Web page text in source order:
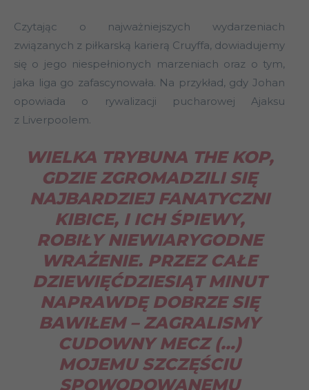
Czytając o najważniejszych wydarzeniach
związanych z piłkarską karierą Cruyffa, dowiadujemy
się o jego niespełnionych marzeniach oraz o tym,
jaka liga go zafascynowała. Na przykład, gdy Johan
opowiada o rywalizacji pucharowej Ajaksu
z Liverpoolem.
WIELKA TRYBUNA THE KOP,
GDZIE ZGROMADZILI SIĘ
NAJBARDZIEJ FANATYCZNI
KIBICE, I ICH ŚPIEWY,
ROBIŁY NIEWIARYGODNE
WRAŻENIE. PRZEZ CAŁE
DZIEWIĘĆDZIESIĄT MINUT
NAPRAWDĘ DOBRZE SIĘ
BAWIŁEM – ZAGRALISMY
CUDOWNY MECZ (…)
MOJEMU SZCZĘŚCIU
SPOWODOWANEMU